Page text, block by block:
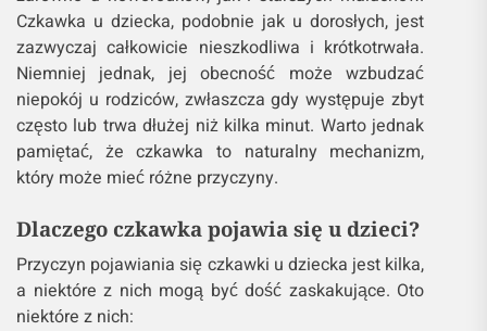
Czkawka u dziecka, podobnie jak u dorosłych, jest
zazwyczaj całkowicie nieszkodliwa i krótkotrwała.
Niemniej jednak, jej obecność może wzbudzać
niepokój u rodziców, zwłaszcza gdy występuje zbyt
często lub trwa dłużej niż kilka minut. Warto jednak
pamiętać, że czkawka to naturalny mechanizm,
który może mieć różne przyczyny.
Dlaczego czkawka pojawia się u dzieci?
Przyczyn pojawiania się czkawki u dziecka jest kilka,
a niektóre z nich mogą być dość zaskakujące. Oto
niektóre z nich: